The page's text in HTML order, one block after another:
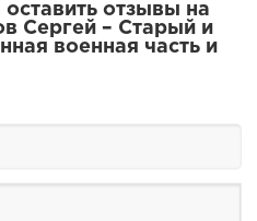
отзывы на
Сергей – Старый и
военная часть и